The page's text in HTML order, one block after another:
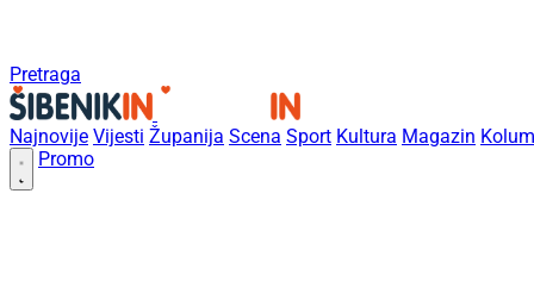
Pretraga
Najnovije Vijesti Županija Scena Sport Kultura Magazin
Promo